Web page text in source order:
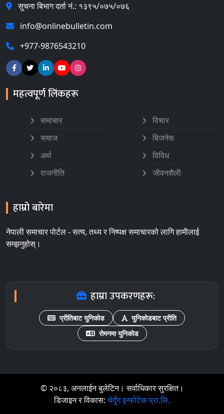
सुचना बिभाग दर्ता नं.: १३९५/०७५/०७६
info@onlinebulletin.com
+977-9876543210
महत्वपूर्ण लिंकहरू
समाचार
समाज
अर्थ
राजनीति
विचार
बिजनेस
विविध
जीवनशैली
हाम्रो बारेमा
नेपाली समाचार पोर्टल - सत्य, तथ्य र निष्पक्ष समाचारको लागि हामीलाई
सम्झनुहोस्।
हाम्रा उपकरणहरू:
प्रीतिबाट युनिकोड
युनिकोडबाट प्रीति
रोमनमा युनिकोड
© २०८३, अनलाईन बुलेटिन। सर्वाधिकार सुरक्षित।
डिजाइन र विकास:चेर्दुंग इन्फोटेक प्रा.लि.